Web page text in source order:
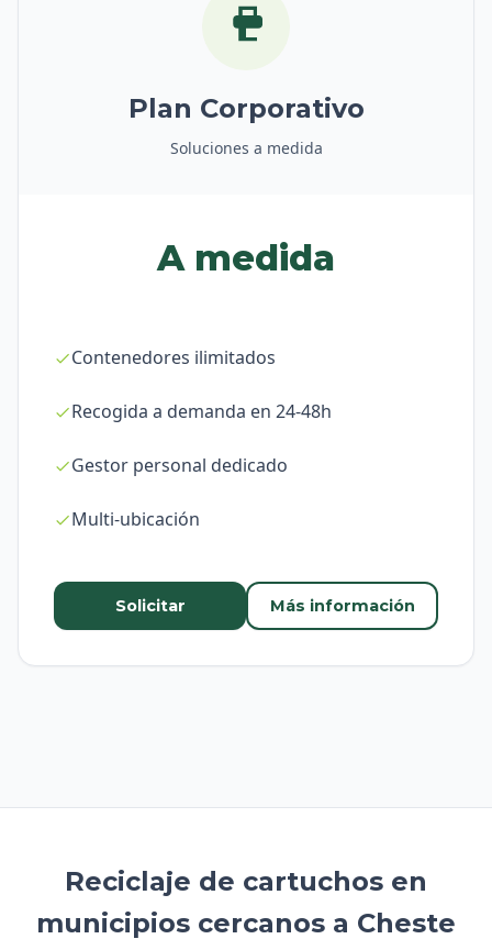
Plan Corporativo
Soluciones a medida
A medida
Contenedores ilimitados
Recogida a demanda en 24-48h
Gestor personal dedicado
Multi-ubicación
Solicitar Más información
Reciclaje de cartuchos en
municipios cercanos a Cheste